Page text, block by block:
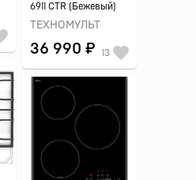
6911 CTR (Бежевый)
ТЕХНОМУЛЬТ
36 990 ₽ 13